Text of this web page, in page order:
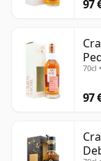
97
70cl
97